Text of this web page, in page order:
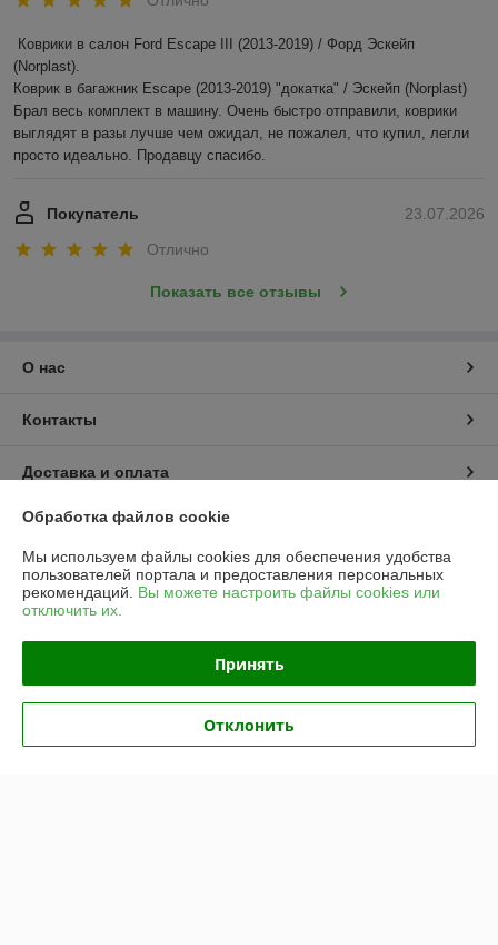
Коврики в салон Ford Escape III (2013-2019) / Форд Эскейп
(Norplast).
Коврик в багажник Escape (2013-2019) "докатка" / Эскейп (Norplast)
Брал весь комплект в машину. Очень быстро отправили, коврики
выглядят в разы лучше чем ожидал, не пожалел, что купил, легли
просто идеально. Продавцу спасибо.
23.07.2026
Покупатель
Отлично
Показать все отзывы
О нас
Контакты
Доставка и оплата
График работы
Полная версия сайта
Сайт создан на платформе Deal.by
Обработка файлов cookie
Мы используем файлы cookies для обеспечения удобства
пользователей портала и предоставления персональных
рекомендаций. Вы можете настроить файлы cookies или
отключить их.
Принять
Отклонить